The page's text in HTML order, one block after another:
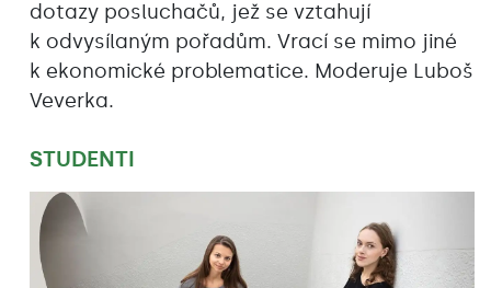
dotazy posluchačů, jež se vztahují
k odvysílaným pořadům. Vrací se mimo jiné
k ekonomické problematice. Moderuje Luboš
Veverka.
STUDENTI